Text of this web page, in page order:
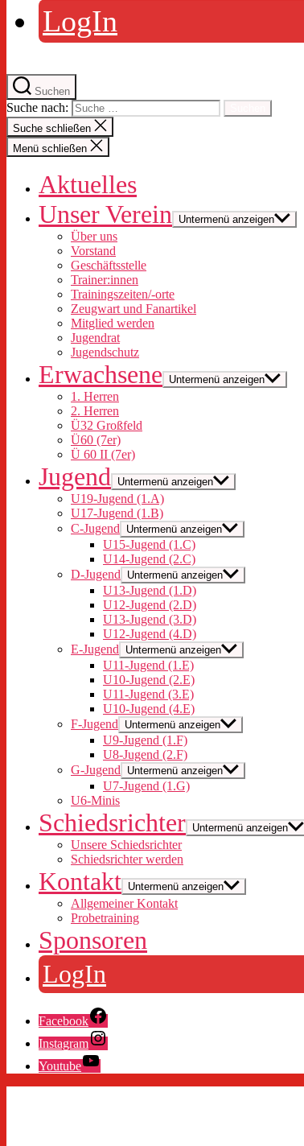
LogIn
Suchen
Suche nach:
Suche schließen
Menü schließen
Aktuelles
Unser Verein
Untermenü anzeigen
Über uns
Vorstand
Geschäftsstelle
Trainer:innen
Trainingszeiten/-orte
Zeugwart und Fanartikel
Mitglied werden
Jugendrat
Jugendschutz
Erwachsene Untermenü anzeigen
1. Herren
2. Herren
Ü32 Großfeld
Ü60 (7er)
Ü 60 II (7er)
Jugend Untermenü anzeigen
U19-Jugend (1.A)
U17-Jugend (1.B)
C-Jugend
Untermenü anzeigen
U15-Jugend (1.C)
U14-Jugend (2.C)
D-Jugend
Untermenü anzeigen
U13-Jugend (1.D)
U12-Jugend (2.D)
U13-Jugend (3.D)
U12-Jugend (4.D)
E-Jugend
Untermenü anzeigen
U11-Jugend (1.E)
U10-Jugend (2.E)
U11-Jugend (3.E)
U10-Jugend (4.E)
F-Jugend
Untermenü anzeigen
U9-Jugend (1.F)
U8-Jugend (2.F)
G-Jugend
Untermenü anzeigen
U7-Jugend (1.G)
U6-Minis
Schiedsrichter Untermenü anzeigen
Unsere Schiedsrichter
Schiedsrichter werden
Kontakt Untermenü anzeigen
Allgemeiner Kontakt
Probetraining
Sponsoren
LogIn
Facebook
Instagram
Youtube